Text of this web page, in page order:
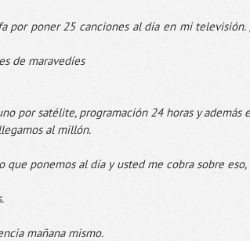
por poner 25 canciones al día en mi televisión.
de maravedíes
por satélite, programación24 horas y además
al millón.
ponemos al día y usted me cobra sobre eso,
mañana mismo.